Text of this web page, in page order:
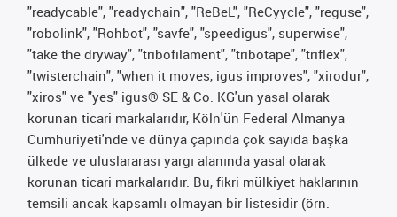
"readycable", "readychain", "ReBeL", "ReCyycle", "reguse",
"robolink", "Rohbot", "savfe", "speedigus", superwise",
"take the dryway", "tribofilament", "tribotape", "triflex",
"twisterchain", "when it moves, igus improves", "xirodur",
"xiros" ve "yes" igus® SE & Co. KG'un yasal olarak
korunan ticari markalarıdır, Köln'ün Federal Almanya
Cumhuriyeti'nde ve dünya çapında çok sayıda başka
ülkede ve uluslararası yargı alanında yasal olarak
korunan ticari markalarıdır. Bu, fikri mülkiyet haklarının
temsili ancak kapsamlı olmayan bir listesidir (örn.